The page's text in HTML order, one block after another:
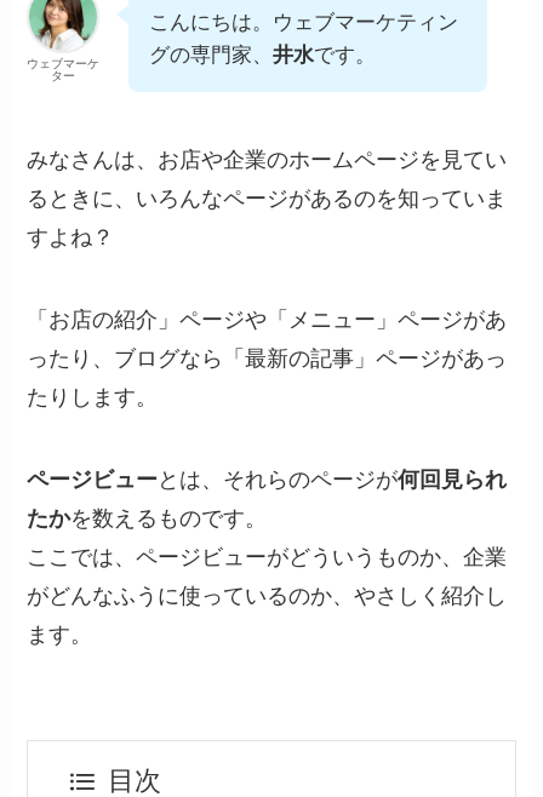
ウェブマーケ
ター
こんにちは。ウェブマーケティン
グの専門家、井水です。
みなさんは、お店や企業のホームページを見てい
るときに、いろんなページがあるのを知っていま
すよね？
「お店の紹介」ページや「メニュー」ページがあ
ったり、ブログなら「最新の記事」ページがあっ
たりします。
ページビュー とは、それらのページが何回見られ
たかを数えるものです。
ここでは、ページビューがどういうものか、企業
がどんなふうに使っているのか、やさしく紹介し
ます。
目次